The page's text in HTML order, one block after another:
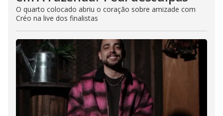
O quarto colocado abriu o coração sobre amizade com
Créo na live dos finalistas